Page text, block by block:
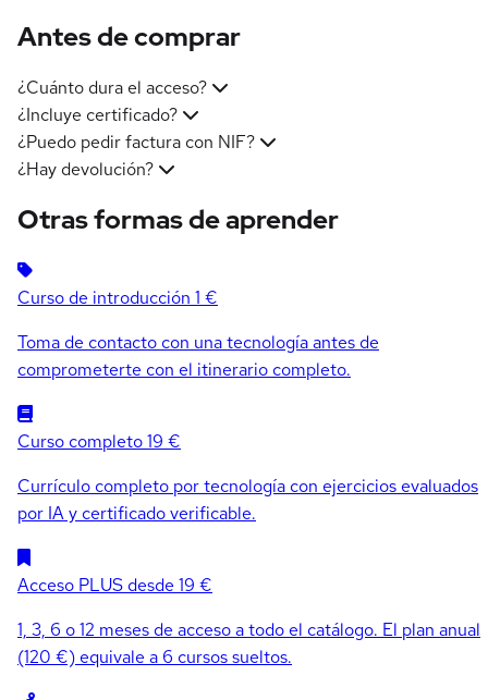
Antes de comprar
¿Cuánto dura el acceso?
¿Incluye certificado?
¿Puedo pedir factura con NIF?
¿Hay devolución?
Otras formas de aprender
Curso de introducción 1 €
Toma de contacto con una tecnología antes de
comprometerte con el itinerario completo.
Curso completo19 €
Currículo completo por tecnología con ejercicios evaluados
por IA y certificado verificable.
Acceso PLUS desde 19 €
1, 3, 6 o 12 meses de acceso a todo el catálogo. El plan anual
(120 €) equivale a 6 cursos sueltos.